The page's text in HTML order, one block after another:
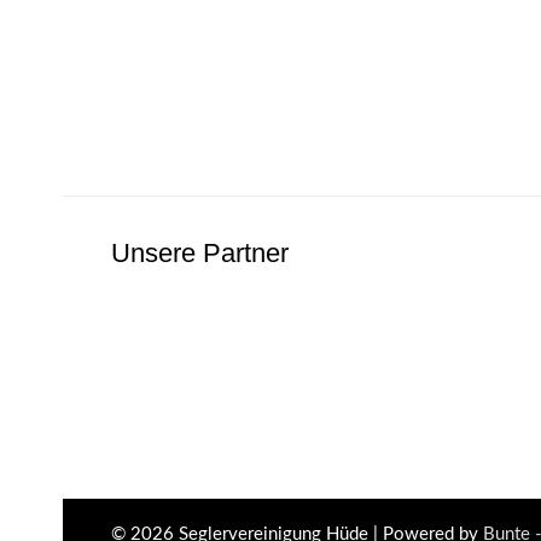
Unsere Partner
© 2026 Seglervereinigung Hüde | Powered by Bunte